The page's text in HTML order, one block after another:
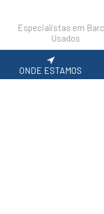
Especialistas em
Usados
DESTAQUES
ONDE ESTAMOS